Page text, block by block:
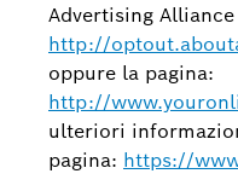
Advertising
http://
oppure la pagina:
http://
ulteriori
pagina: https://